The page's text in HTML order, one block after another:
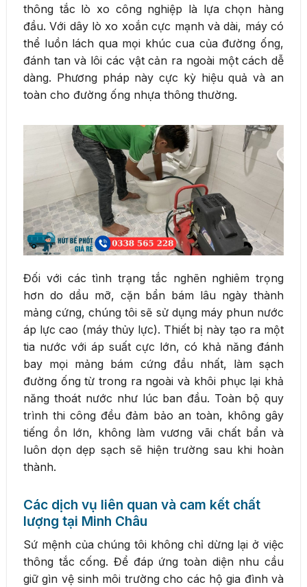
thông tắc lò xo công nghiệp là lựa chọn hàng
đầu. Với dây lò xo xoắn cực mạnh và dài, máy có
thể luồn lách qua mọi khúc cua của đường ống,
đánh tan và lôi các vật cản ra ngoài một cách dễ
dàng. Phương pháp này cực kỳ hiệu quả và an
toàn cho đường ống nhựa thông thường.
Đối với các tình trạng tắc nghẽn nghiêm trọng
hơn do dầu mỡ, cặn bẩn bám lâu ngày thành
mảng cứng, chúng tôi sẽ sử dụng máy phun nước
áp lực cao (máy thủy lực). Thiết bị này tạo ra một
tia nước với áp suất cực lớn, có khả năng đánh
bay mọi mảng bám cứng đầu nhất, làm sạch
đường ống từ trong ra ngoài và khôi phục lại khả
năng thoát nước như lúc ban đầu. Toàn bộ quy
trình thi công đều đảm bảo an toàn, không gây
tiếng ồn lớn, không làm vương vãi chất bẩn và
luôn dọn dẹp sạch sẽ hiện trường sau khi hoàn
thành.
Các dịch vụ liên quan và cam kết chất
lượng tại Minh Châu
Sứ mệnh của chúng tôi không chỉ dừng lại ở việc
thông tắc cống. Để đáp ứng toàn diện nhu cầu
giữ gìn vệ sinh môi trường cho các hộ gia đình và